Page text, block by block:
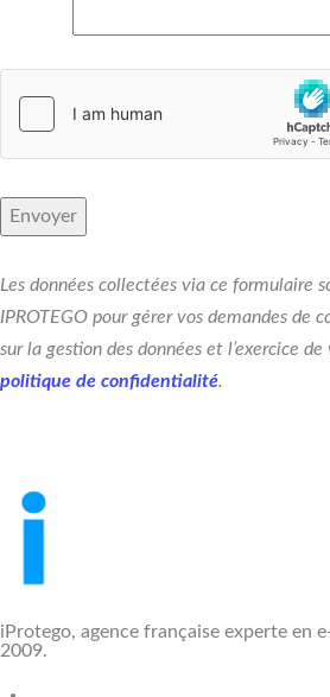
Les données collectées via ce formulaire
IPROTEGO pour gérer vos demandes de
sur la gestion des données et l’exercice
politique de confidentialité.
iProtego, agence française experte en
2009.